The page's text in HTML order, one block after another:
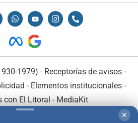
1979) - Receptorías de avisos -
- Elementos institucionales-
con El Litoral - MediaKit
✕